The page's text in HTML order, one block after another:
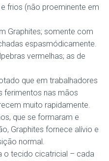
frios (não proeminente em
Graphites; somente com
espasmódicamente.
vermelhas; as de
que em trabalhadores
ferimentos nas mãos
muito rapidamente.
que se formaram e
Graphites fornece alívio e
normal.
o tecido cicatricial – cada